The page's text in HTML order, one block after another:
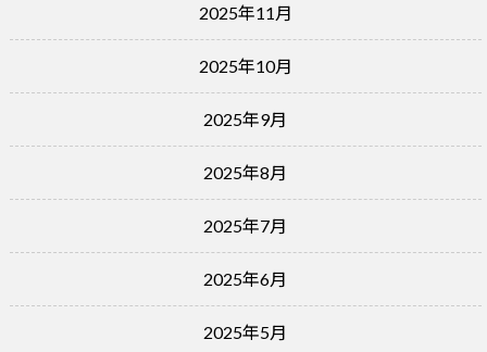
2025年11月
2025年10月
2025年9月
2025年8月
2025年7月
2025年6月
2025年5月